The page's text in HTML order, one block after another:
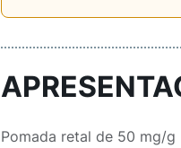
Pomada retal de 50 mg/